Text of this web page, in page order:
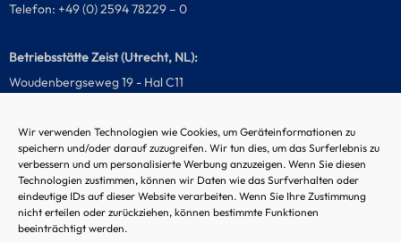
Wir verwenden Technologien wie Cookies, um Geräteinformationen zu
speichern und/oder darauf zuzugreifen. Wir tun dies, um das Surferlebnis zu
verbessern und um personalisierte Werbung anzuzeigen. Wenn Sie diesen
Technologien zustimmen, können wir Daten wie das Surfverhalten oder
eindeutige IDs auf dieser Website verarbeiten. Wenn Sie Ihre Zustimmung
nicht erteilen oder zurückziehen, können bestimmte Funktionen
beeinträchtigt werden.
Telefon: +49 (0) 2594 78229 – 0
Betriebsstätte Zeist (Utrecht, NL):
Woudenbergseweg 19 - Hal C11
Telefon: +31 (0) 85 020981 - 0
Störungs-Hotline